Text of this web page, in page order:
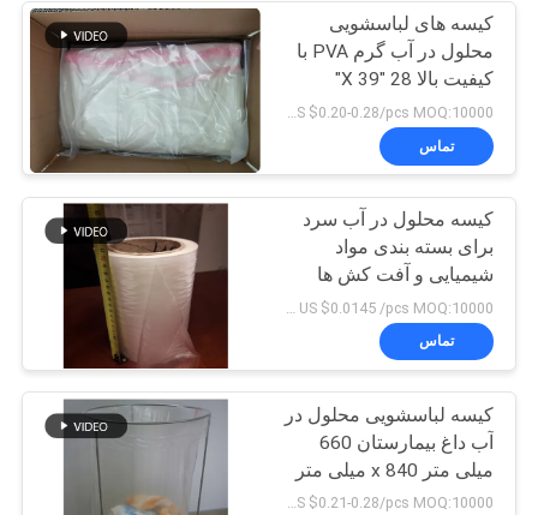
کیسه های لباسشویی
محلول در آب گرم PVA با
کیفیت بالا 28 "X 39"
تماس
کیسه محلول در آب سرد
برای بسته بندی مواد
شیمیایی و آفت کش ها
تماس
کیسه لباسشویی محلول در
آب داغ بیمارستان 660
میلی متر x 840 میلی متر
x 25 میکرون
US $0.21-0.28/pcs MOQ:10000 عدد